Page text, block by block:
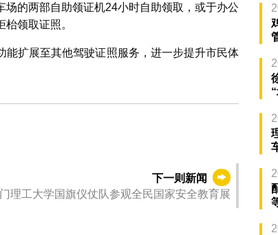
的两部自助领证机24小时自助领取，或于办公
领取证照。
扩展至其他驾驶证照服务，进一步提升市民体
下一则新闻
理工大学国旗仪仗队参观全民国家安全教育展